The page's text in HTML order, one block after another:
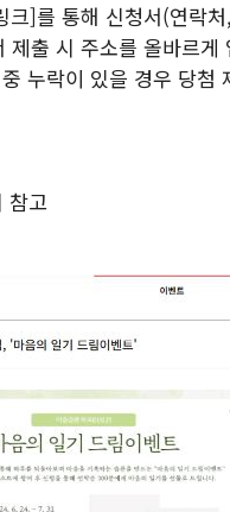
]를 통해 신청서(연락
시 주소를 올바르게
이 있을 경우 당첨
참고